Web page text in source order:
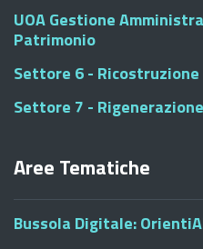
UOA Gestione
Patrimonio
Settore 6 - Ricostruzione
Settore 7 -
Aree Tematiche
Bussola Digitale: